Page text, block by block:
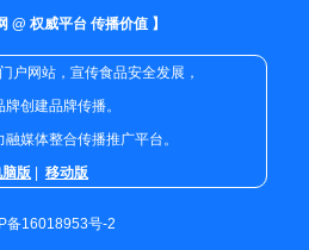
@ 权威平台 传播价值 】
户网站，宣传食品安全发展，
牌创建品牌传播。
媒体整合传播推广平台。
版
移动版
备16018953号-2